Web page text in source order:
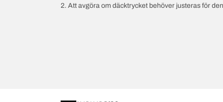
2. Att avgöra om däcktrycket behöver justeras för